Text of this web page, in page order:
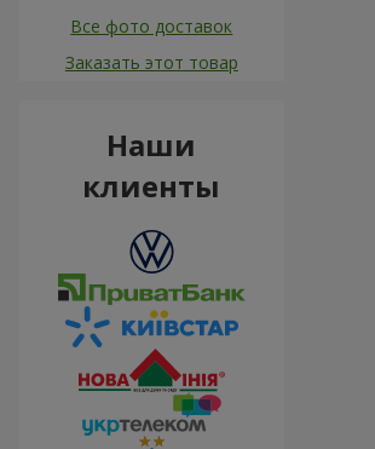
Все фото доставок
Заказать этот товар
Наши
клиенты